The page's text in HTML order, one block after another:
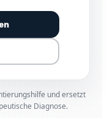
und ersetzt
Diagnose.